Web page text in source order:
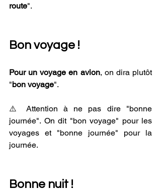
route".
Bon voyage !
Pour un voyage en avion, on dira plutôt
"bon voyage".
⚠️ Attention à ne pas dire "bonne
journée". On dit "bon voyage" pour les
voyages et "bonne journée" pour la
journée.
Bonne nuit !